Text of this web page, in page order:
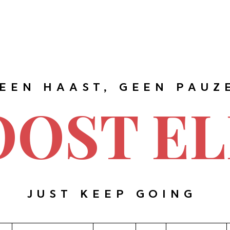
HAAST, GEEN
JUST KEEP GOING